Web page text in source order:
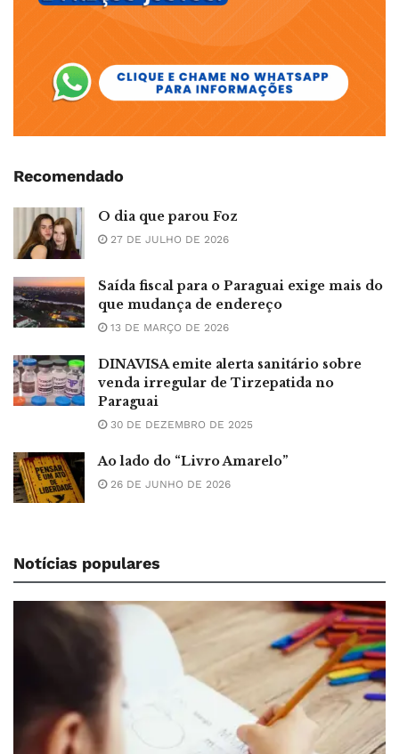
Recomendado
O dia que parou Foz
27 DE JULHO DE 2026
Saída fiscal para o Paraguai exige mais do
que mudança de endereço
13 DE MARÇO DE 2026
DINAVISA emite alerta sanitário sobre
venda irregular de Tirzepatida no
Paraguai
30 DE DEZEMBRO DE 2025
Ao lado do “Livro Amarelo”
26 DE JUNHO DE 2026
Notícias populares